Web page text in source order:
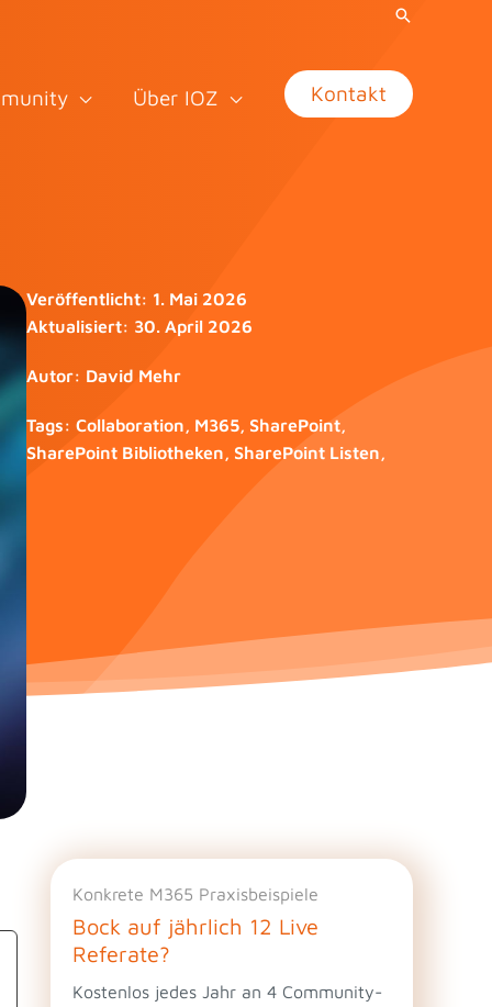
Über IOZ Kontakt
Veröffentlicht: 1. Mai 2026
Aktualisiert: 30. April 2026
Autor: David Mehr
Tags: Collaboration, M365, SharePoint,
SharePoint Bibliotheken, SharePoint Listen,
Konkrete M365 Praxisbeispiele
Bock auf jährlich 12 Live
Referate?
Kostenlos jedes Jahr an 4 Community-